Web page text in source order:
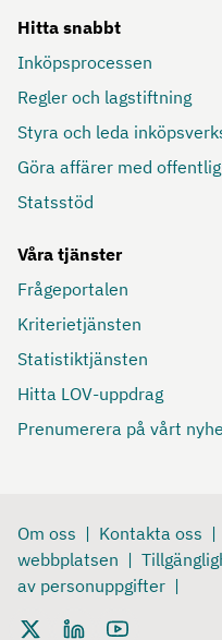
Hitta snabbt
Inköpsprocessen
Regler och lagstiftning
Styra och leda
Göra affärer med
Statsstöd
Våra tjänster
Frågeportalen
Kriterietjänsten
Statistiktjänsten
Hitta LOV-uppdrag
Prenumerera på vårt
Om oss Kontakta oss
webbplatsen
av personuppgifter